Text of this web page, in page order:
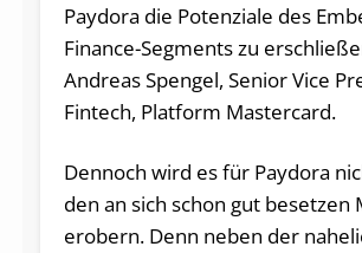
Paydora die Potenziale des
Finance-Segments zu
Andreas Spengel, Senior Vice
Fintech, Platform Mastercard.
Dennoch wird es für Paydora
den an sich schon gut besetzen
erobern. Denn neben der